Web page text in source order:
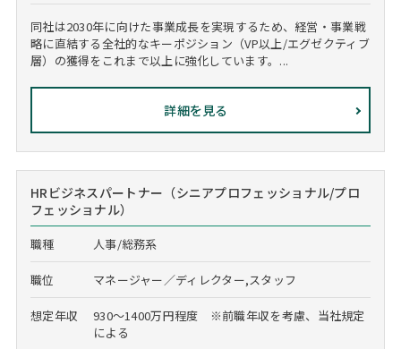
同社は2030年に向けた事業成長を実現するため、経営・事業戦
略に直結する全社的なキーポジション（VP以上/エグゼクティブ
層）の獲得をこれまで以上に強化しています。...
詳細を見る
HRビジネスパートナー（シニアプロフェッショナル/プロ
フェッショナル）
職種 人事/総務系
職位 マネージャー／ディレクター,スタッフ
想定年収
930～1400万円程度 ※前職年収を考慮、当社規定
による